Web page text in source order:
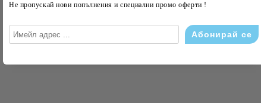
Не пропускай нови попълнения и специални промо оферти !